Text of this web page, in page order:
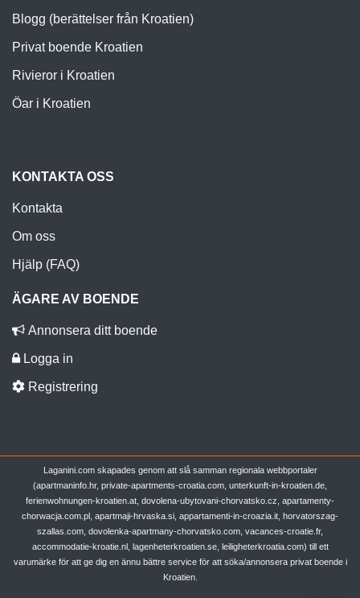
Blogg (berättelser från Kroatien)
Privat boende Kroatien
Rivieror i Kroatien
Öar i Kroatien
KONTAKTA OSS
Kontakta
Om oss
Hjälp (FAQ)
ÄGARE AV BOENDE
Annonsera ditt boende
Logga in
Registrering
Laganini.com skapades genom att slå samman regionala webbportaler
(apartmaninfo.hr, private-apartments-croatia.com, unterkunft-in-kroatien.de,
ferienwohnungen-kroatien.at, dovolena-ubytovani-chorvatsko.cz, apartamenty-
chorwacja.com.pl, apartmaji-hrvaska.si, appartamenti-in-croazia.it, horvatorszag-
szallas.com, dovolenka-apartmany-chorvatsko.com, vacances-croatie.fr,
accommodatie-kroatie.nl, lagenheterkroatien.se, leiligheterkroatia.com) till ett
varumärke för att ge dig en ännu bättre service för att söka/annonsera privat boende i
Kroatien.